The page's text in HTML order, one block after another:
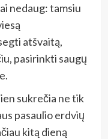
nedaug: tamsiu
atšvaitą,
pasirinkti saugų
sukrečia ne tik
pasaulio erdvių
kitą dieną